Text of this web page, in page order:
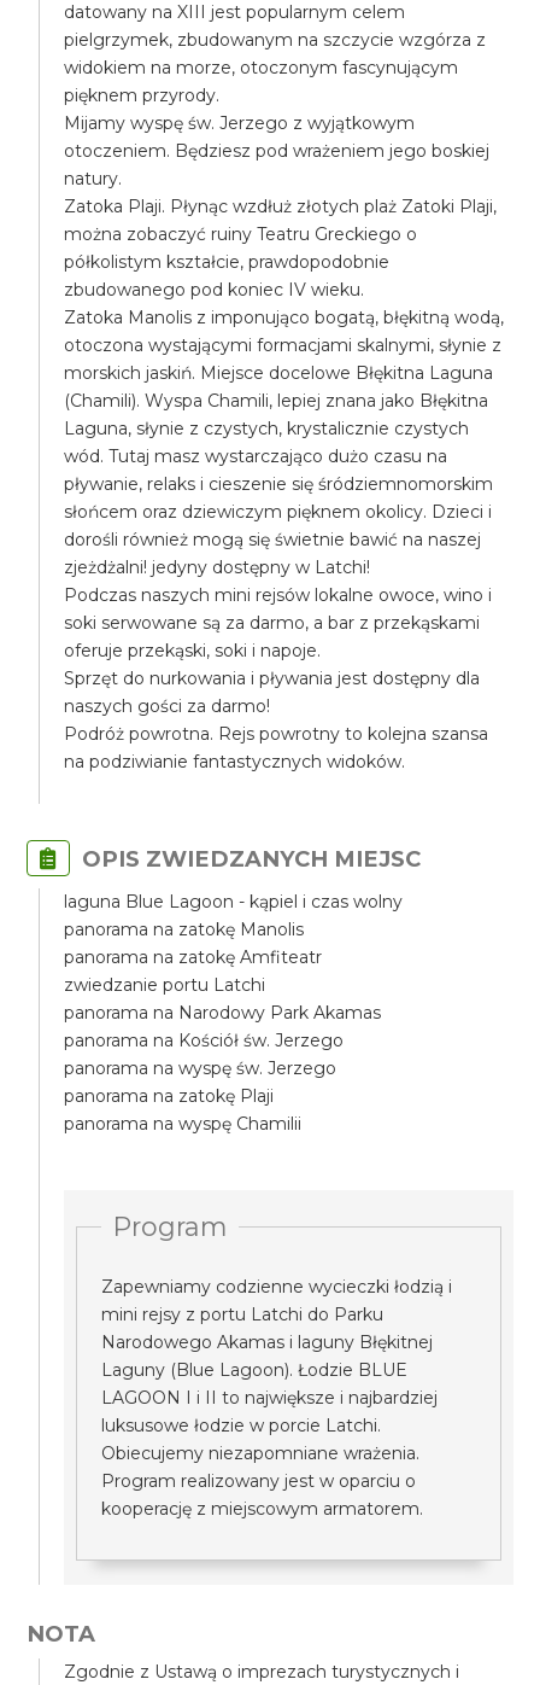
datowany na XIII jest popularnym celem
pielgrzymek, zbudowanym na szczycie wzgórza z
widokiem na morze, otoczonym fascynującym
pięknem przyrody.
Mijamy wyspę św. Jerzego z wyjątkowym
otoczeniem. Będziesz pod wrażeniem jego boskiej
natury.
Zatoka Plaji. Płynąc wzdłuż złotych plaż Zatoki Plaji,
można zobaczyć ruiny Teatru Greckiego o
półkolistym kształcie, prawdopodobnie
zbudowanego pod koniec IV wieku.
Zatoka Manolis z imponująco bogatą, błękitną wodą,
otoczona wystającymi formacjami skalnymi, słynie z
morskich jaskiń. Miejsce docelowe Błękitna Laguna
(Chamili). Wyspa Chamili, lepiej znana jako Błękitna
Laguna, słynie z czystych, krystalicznie czystych
wód. Tutaj masz wystarczająco dużo czasu na
pływanie, relaks i cieszenie się śródziemnomorskim
słońcem oraz dziewiczym pięknem okolicy. Dzieci i
dorośli również mogą się świetnie bawić na naszej
zjeżdżalni! jedyny dostępny w Latchi!
Podczas naszych mini rejsów lokalne owoce, wino i
soki serwowane są za darmo, a bar z przekąskami
oferuje przekąski, soki i napoje.
Sprzęt do nurkowania i pływania jest dostępny dla
naszych gości za darmo!
Podróż powrotna. Rejs powrotny to kolejna szansa
na podziwianie fantastycznych widoków.
OPIS ZWIEDZANYCH MIEJSC
laguna Blue Lagoon - kąpiel i czas wolny
panorama na zatokę Manolis
panorama na zatokę Amfiteatr
zwiedzanie portu Latchi
panorama na Narodowy Park Akamas
panorama na Kościół św. Jerzego
panorama na wyspę św. Jerzego
panorama na zatokę Plaji
panorama na wyspę Chamilii
Program
Zapewniamy codzienne wycieczki łodzią i
mini rejsy z portu Latchi do Parku
Narodowego Akamas i laguny Błękitnej
Laguny (Blue Lagoon). Łodzie BLUE
LAGOON I i II to największe i najbardziej
luksusowe łodzie w porcie Latchi.
Obiecujemy niezapomniane wrażenia.
Program realizowany jest w oparciu o
kooperację z miejscowym armatorem.
NOTA
Zgodnie z Ustawą o imprezach turystycznych i